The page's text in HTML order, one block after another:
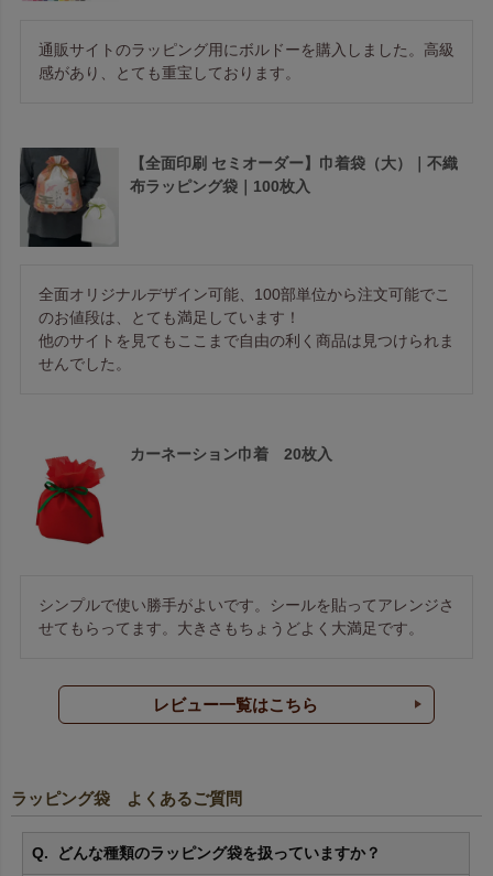
通販サイトのラッピング用にボルドーを購入しました。高級
感があり、とても重宝しております。
【全面印刷 セミオーダー】巾着袋（大）｜不織
布ラッピング袋｜100枚入
全面オリジナルデザイン可能、100部単位から注文可能でこ
のお値段は、とても満足しています！
他のサイトを見てもここまで自由の利く商品は見つけられま
せんでした。
カーネーション巾着 20枚入
シンプルで使い勝手がよいです。シールを貼ってアレンジさ
せてもらってます。大きさもちょうどよく大満足です。
レビュー一覧はこちら
ラッピング袋 よくあるご質問
どんな種類のラッピング袋を扱っていますか？